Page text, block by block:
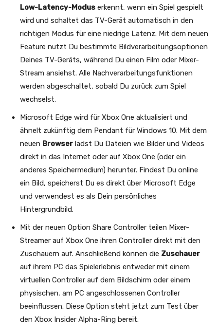
Low-Latency-Modus erkennt, wenn ein Spiel gespielt
wird und schaltet das TV-Gerät automatisch in den
richtigen Modus für eine niedrige Latenz. Mit dem neuen
Feature nutzt Du bestimmte Bildverarbeitungsoptionen
Deines TV-Geräts, während Du einen Film oder Mixer-
Stream ansiehst. Alle Nachverarbeitungsfunktionen
werden abgeschaltet, sobald Du zurück zum Spiel
wechselst.
Microsoft Edge wird für Xbox One aktualisiert und
ähnelt zukünftig dem Pendant für Windows 10. Mit dem
neuen Browser lädst Du Dateien wie Bilder und Videos
direkt in das Internet oder auf Xbox One (oder ein
anderes Speichermedium) herunter. Findest Du online
ein Bild, speicherst Du es direkt über Microsoft Edge
und verwendest es als Dein persönliches
Hintergrundbild.
Mit der neuen Option Share Controller teilen Mixer-
Streamer auf Xbox One ihren Controller direkt mit den
Zuschauern auf. Anschließend können die Zuschauer
auf ihrem PC das Spielerlebnis entweder mit einem
virtuellen Controller auf dem Bildschirm oder einem
physischen, am PC angeschlossenen Controller
beeinflussen. Diese Option steht jetzt zum Test über
den Xbox Insider Alpha-Ring bereit.